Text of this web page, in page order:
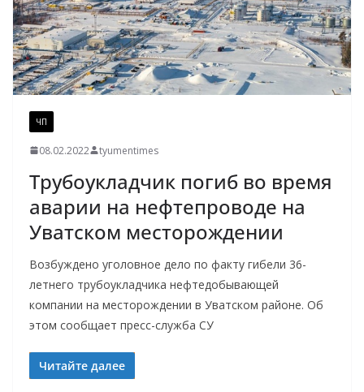
ЧП
08.02.2022 tyumentimes
Трубоукладчик погиб во время
аварии на нефтепроводе на
Уватском месторождении
Возбуждено уголовное дело по факту гибели 36-
летнего трубоукладчика нефтедобывающей
компании на месторождении в Уватском районе. Об
этом сообщает пресс-служба СУ
Читайте далее